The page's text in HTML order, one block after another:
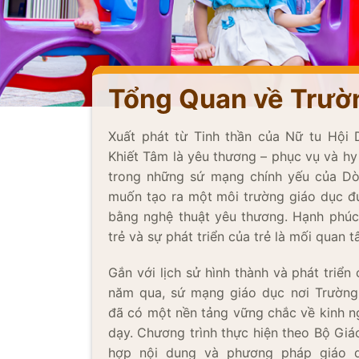
Tổng Quan về
Xuất phát từ Tinh thần của Nữ tu Hội
Khiết Tâm là yêu thương – phục vụ và
trong những sứ mạng chính yếu của
muốn tạo ra một môi trường giáo dục
bằng nghệ thuật yêu thương. Hạnh
trẻ và sự phát triển của trẻ là mối quan
Gắn với lịch sử hình thành và phát triển
năm qua, sứ mạng giáo dục nơi
đã có một nền tảng vững chắc về kinh
dạy. Chương trình thực hiện theo Bộ
hợp nội dung và phương pháp giáo